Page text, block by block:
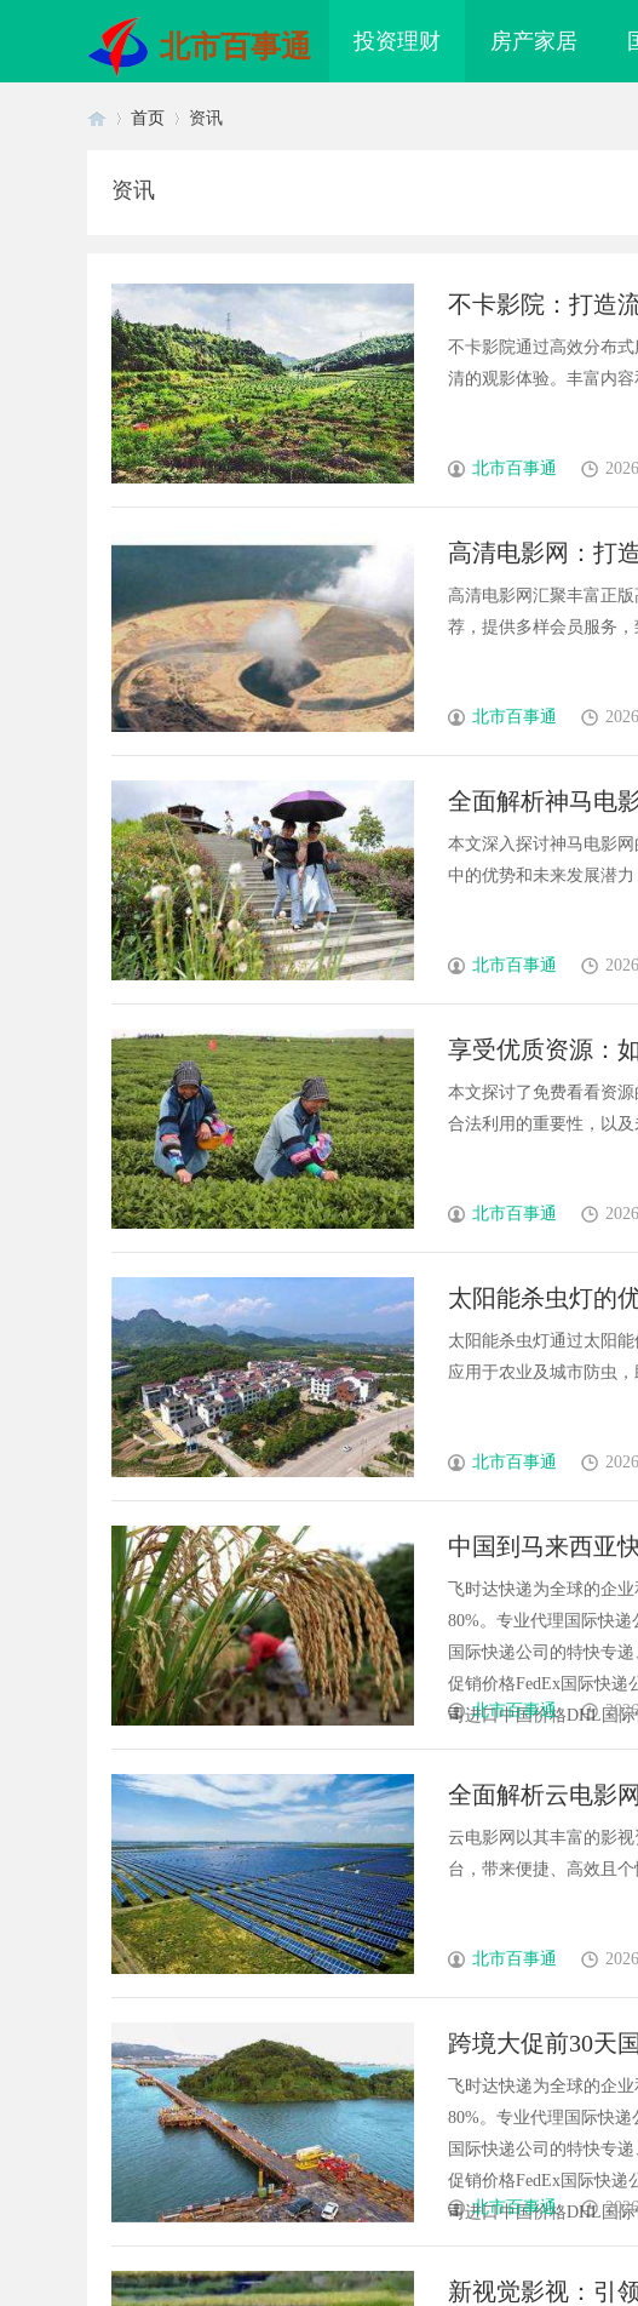
北市百事通 投资理财 房产家居
首页 资讯
资讯
不卡影院：打造
不卡影院通过高效分布
清的观影体验。丰富内
北市百事通
高清电影网：打
高清电影网汇聚丰富正
荐，提供多样会员服务
北市百事通
全面解析神马电
本文深入探讨神马电影
中的优势和未来发展潜
北市百事通
享受优质资源：
本文探讨了免费看看资
合法利用的重要性，以
北市百事通
太阳能杀虫灯的
太阳能杀虫灯通过太阳
应用于农业及城市防虫
北市百事通
中国到马来西亚
际快递_上飞时达
飞时达快递为全球的企
80%。专业代理国际快递
国际快递公司的特快专
促销价格FedEx国际快递
司进口中国价格DHL国
北市百事通
全面解析云电影
云电影网以其丰富的影
台，带来便捷、高效且
北市百事通
跨境大促前30天
价，分摊涨价成
飞时达快递为全球的企
80%。专业代理国际快递
国际快递公司的特快专
促销价格FedEx国际快递
司进口中国价格DHL国
北市百事通
新视觉影视：引
眼镜 上海配眼镜 从实验室到资本市场的“估值倍增
器”：专利律师如何重塑硬科技企
融资逻辑